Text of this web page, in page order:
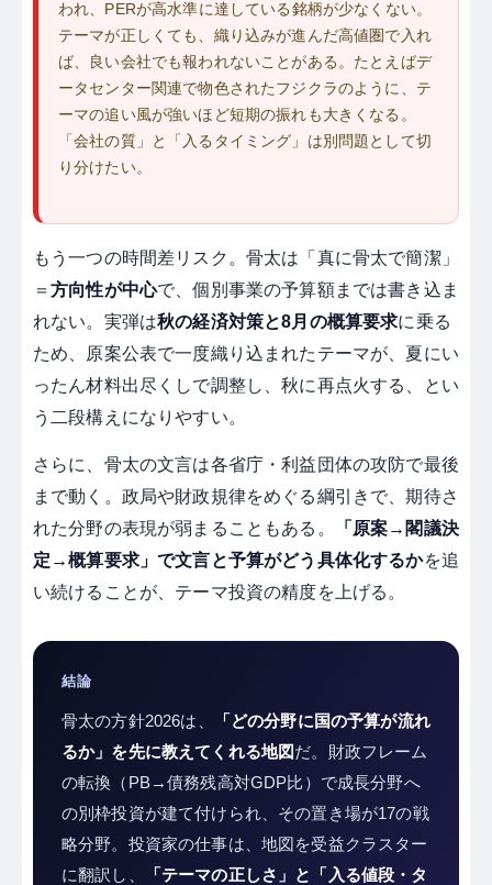
われ、PERが高水準に達している銘柄が少なくない。
テーマが正しくても、織り込みが進んだ高値圏で入れ
ば、良い会社でも報われないことがある。たとえばデ
ータセンター関連で物色されたフジクラのように、テ
ーマの追い風が強いほど短期の振れも大きくなる。
「会社の質」と「入るタイミング」は別問題として切
り分けたい。
もう一つの時間差リスク。骨太は「真に骨太で簡潔」
＝方向性が中心で、個別事業の予算額までは書き込ま
れない。実弾は秋の経済対策と8月の概算要求に乗る
ため、原案公表で一度織り込まれたテーマが、夏にい
ったん材料出尽くしで調整し、秋に再点火する、とい
う二段構えになりやすい。
さらに、骨太の文言は各省庁・利益団体の攻防で最後
まで動く。政局や財政規律をめぐる綱引きで、期待さ
れた分野の表現が弱まることもある。
「原案→閣議決
定→概算要求」で文言と予算がどう具体化するかを追
い続けることが、テーマ投資の精度を上げる。
結論
骨太の方針2026は、
「どの分野に国の予算が流れ
るか」を先に教えてくれる地図だ。財政フレーム
の転換（PB→債務残高対GDP比）で成長分野へ
の別枠投資が建て付けられ、その置き場が17の戦
略分野。投資家の仕事は、地図を受益クラスター
に翻訳し、
「テーマの正しさ」と「入る値段・タ